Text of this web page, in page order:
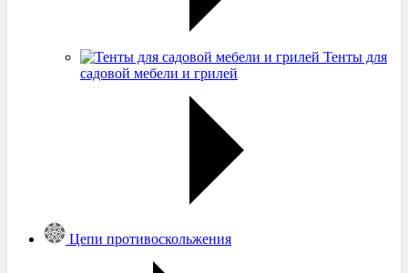
Тенты для
садовой мебели и грилей
Цепи противоскольжения